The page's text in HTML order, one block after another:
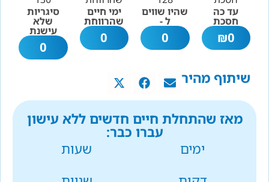
עד כה
חסכת
0
₪
שהיו שווים
ל -
0
ימי חיים
שהרווחת
0
סיגריות
שלא
עישנת
0
שיתוף מהיר
מאז שהתחלת חיים חדשים ללא עישון
עברו כבר:
ימים
שעות